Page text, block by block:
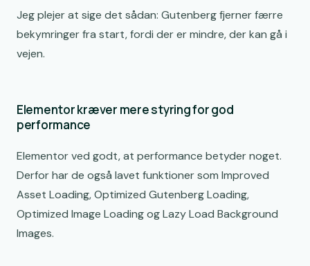
Jeg plejer at sige det sådan: Gutenberg fjerner færre
bekymringer fra start, fordi der er mindre, der kan gå i
vejen.
Elementor kræver mere styring for god
performance
Elementor ved godt, at performance betyder noget.
Derfor har de også lavet funktioner som Improved
Asset Loading, Optimized Gutenberg Loading,
Optimized Image Loading og Lazy Load Background
Images.